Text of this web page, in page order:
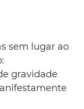
sem lugar ao
gravidade